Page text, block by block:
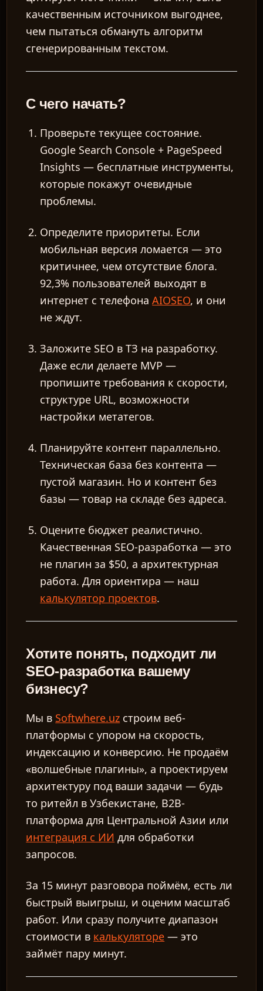
качественным источником выгоднее,
чем пытаться обмануть алгоритм
сгенерированным текстом.
С чего начать?
Проверьте текущее состояние.
Google Search Console + PageSpeed
Insights — бесплатные инструменты,
которые покажут очевидные
проблемы.
Определите приоритеты. Если
мобильная версия ломается — это
критичнее, чем отсутствие блога.
92,3% пользователей выходят в
интернет с телефонаAIOSEO, и они
не ждут.
Заложите SEO в ТЗ на разработку.
Даже если делаете MVP —
пропишите требования к скорости,
структуре URL, возможности
настройки метатегов.
Планируйте контент параллельно.
Техническая база без контента —
пустой магазин. Но и контент без
базы — товар на складе без адреса.
Оцените бюджет реалистично.
Качественная SEO-разработка — это
не плагин за $50, а архитектурная
работа. Для ориентира — наш
калькулятор проектов.
Хотите понять, подходит ли
SEO-разработка вашему
бизнесу?
Мы в Softwhere.uz строим веб-
платформы с упором на скорость,
индексацию и конверсию. Не продаём
«волшебные плагины», а проектируем
архитектуру под ваши задачи — будь
то ритейл в Узбекистане, B2B-
платформа для Центральной Азии или
интеграция с ИИ для обработки
запросов.
За 15 минут разговора поймём, есть ли
быстрый выигрыш, и оценим масштаб
работ. Или сразу получите диапазон
стоимости в калькуляторе — это
займёт пару минут.